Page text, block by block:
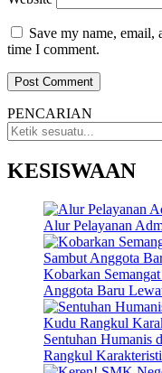
Save my name,
time I comment.
PENCARIAN
KESISWAAN
Alur Pelayanan
Kobarkan
Anggota Baru
Sentuhan
Rangkul